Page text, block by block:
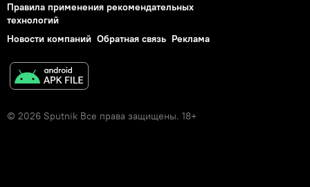
Правила применения рекомендательных
технологий
Новости компаний Обратная связь Реклама
© 2026 Sputnik Все права защищены. 18+